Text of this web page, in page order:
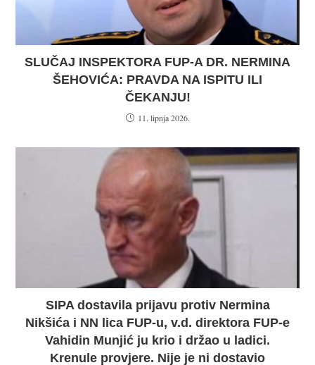
SLUČAJ INSPEKTORA FUP-A DR. NERMINA
ŠEHOVIĆA: PRAVDA NA ISPITU ILI
ČEKANJU!
11. lipnja 2026.
SIPA dostavila prijavu protiv Nermina
Nikšića i NN lica FUP-u, v.d. direktora FUP-e
Vahidin Munjić ju krio i držao u ladici.
Krenule provjere. Nije je ni dostavio